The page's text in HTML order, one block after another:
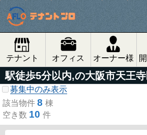
テナント オフィス オーナー様
駅徒歩5分以内,の大阪市天王
募集中のみ表示
該当物件 8 棟
空き数 10 件